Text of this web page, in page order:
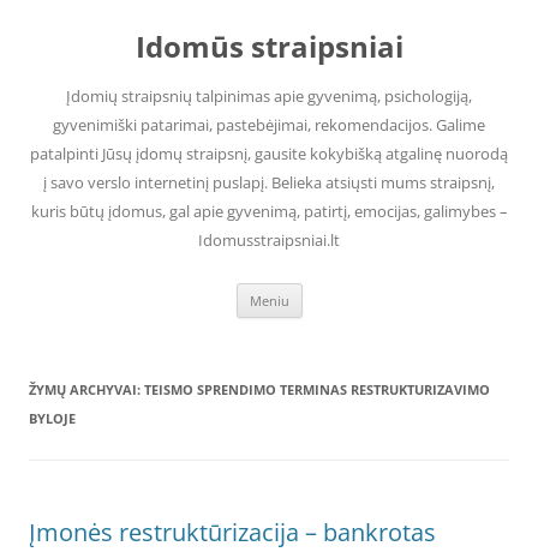
Idomūs straipsniai
Įdomių straipsnių talpinimas apie gyvenimą, psichologiją,
gyvenimiški patarimai, pastebėjimai, rekomendacijos. Galime
patalpinti Jūsų įdomų straipsnį, gausite kokybišką atgalinę nuorodą
į savo verslo internetinį puslapį. Belieka atsiųsti mums straipsnį,
kuris būtų įdomus, gal apie gyvenimą, patirtį, emocijas, galimybes –
Idomusstraipsniai.lt
Meniu
ŽYMŲ ARCHYVAI: TEISMO SPRENDIMO TERMINAS RESTRUKTURIZAVIMO
BYLOJE
Įmonės restruktūrizacija – bankrotas